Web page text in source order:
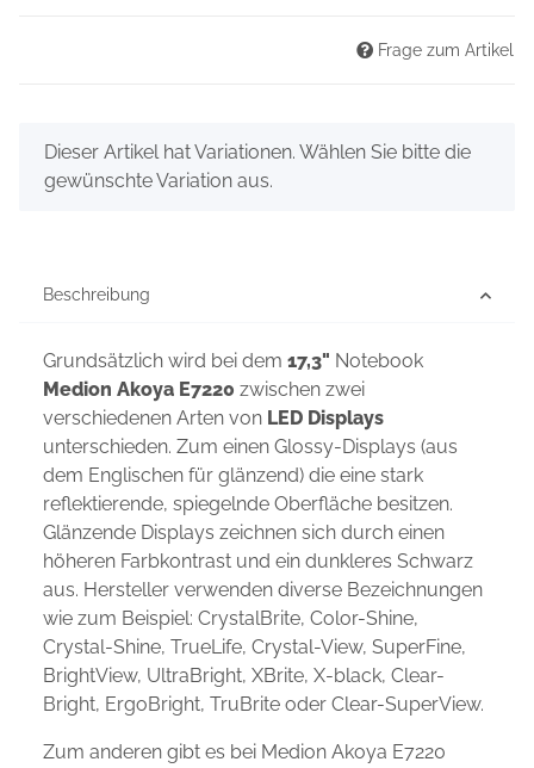
Frage zum Artikel
x
Dieser Artikel hat Variationen. Wählen Sie bitte die
gewünschte Variation aus.
Beschreibung
Grundsätzlich wird bei dem 17,3" Notebook
Medion Akoya E7220 zwischen zwei
verschiedenen Arten von LED Displays
unterschieden. Zum einen Glossy-Displays (aus
dem Englischen für glänzend) die eine stark
reflektierende, spiegelnde Oberfläche besitzen.
Glänzende Displays zeichnen sich durch einen
höheren Farbkontrast und ein dunkleres Schwarz
aus. Hersteller verwenden diverse Bezeichnungen
wie zum Beispiel: CrystalBrite, Color-Shine,
Crystal-Shine, TrueLife, Crystal-View, SuperFine,
BrightView, UltraBright, XBrite, X-black, Clear-
Bright, ErgoBright, TruBrite oder Clear-SuperView.
Zum anderen gibt es bei Medion Akoya E7220